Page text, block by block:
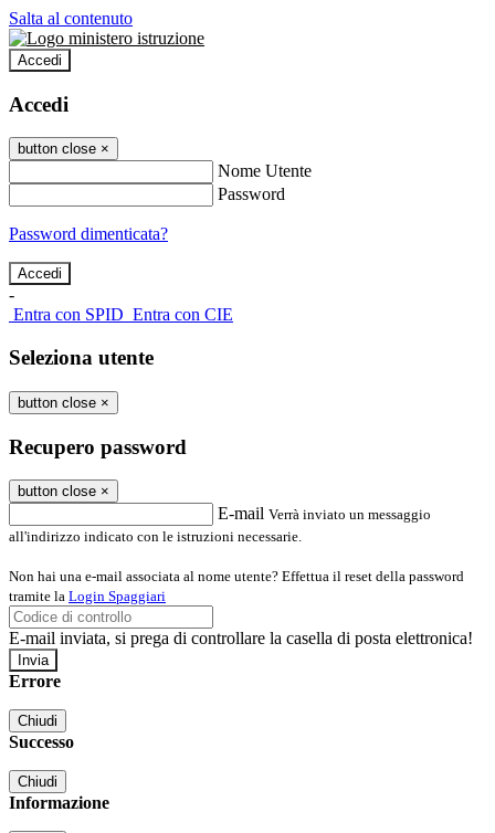
Salta al contenuto
Accedi
Accedi
button close ×
Nome Utente
Password
Password dimenticata?
-
Entra con SPID Entra con CIE
Seleziona utente
button close ×
Recupero password
button close ×
E-mail Verrà inviato un messaggio
all'indirizzo indicato con le istruzioni necessarie.
Non hai una e-mail associata al nome utente? Effettua il reset della password
tramite la Login Spaggiari
E-mail inviata, si prega di controllare la casella di posta elettronica!
Errore
Chiudi
Successo
Chiudi
Informazione